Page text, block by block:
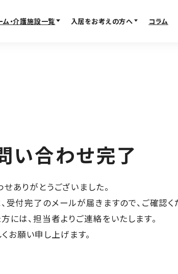
・介護施設一覧 入居をお考えの方へ コラム
阪府の老人ホーム・介護施設
都の老人ホーム・介護施設
の老人ホーム・介護施設
の老人ホーム・介護施設
よくある質問
不動産・相続のサポー
パー・コートの特徴
い合わせ完了
ありがとうございました。
受付完了のメールが届きますので、 ご確認く
には、担当者よりご連絡をいたします。
くお願い申し上げます。